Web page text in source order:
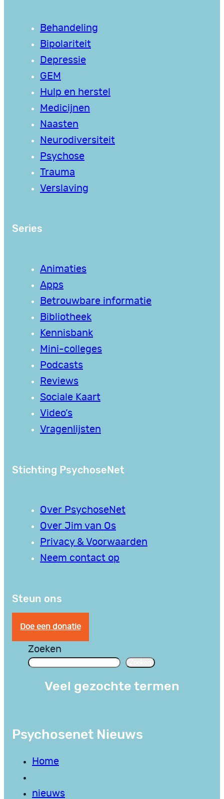
Behandeling
Bipolariteit
Depressie
GEM
Hulp en herstel
Medicijnen
Naasten
Neurodiversiteit
Psychose
Trauma
Verslaving
Series
Animaties
Apps
Betrouwbare informatie
Bibliotheek
Kennisbank
Mini-colleges
Podcasts
Reviews
Sociale Kaart
Video’s
Vragenlijsten
Stichting PsychoseNet
Over PsychoseNet
Over Jim van Os
Privacy & Voorwaarden
Neem contact op
Steun ons
Doe een donatie
Zoeken
Veel gezochte termen
Psychosenet Nieuws
Home
nieuws